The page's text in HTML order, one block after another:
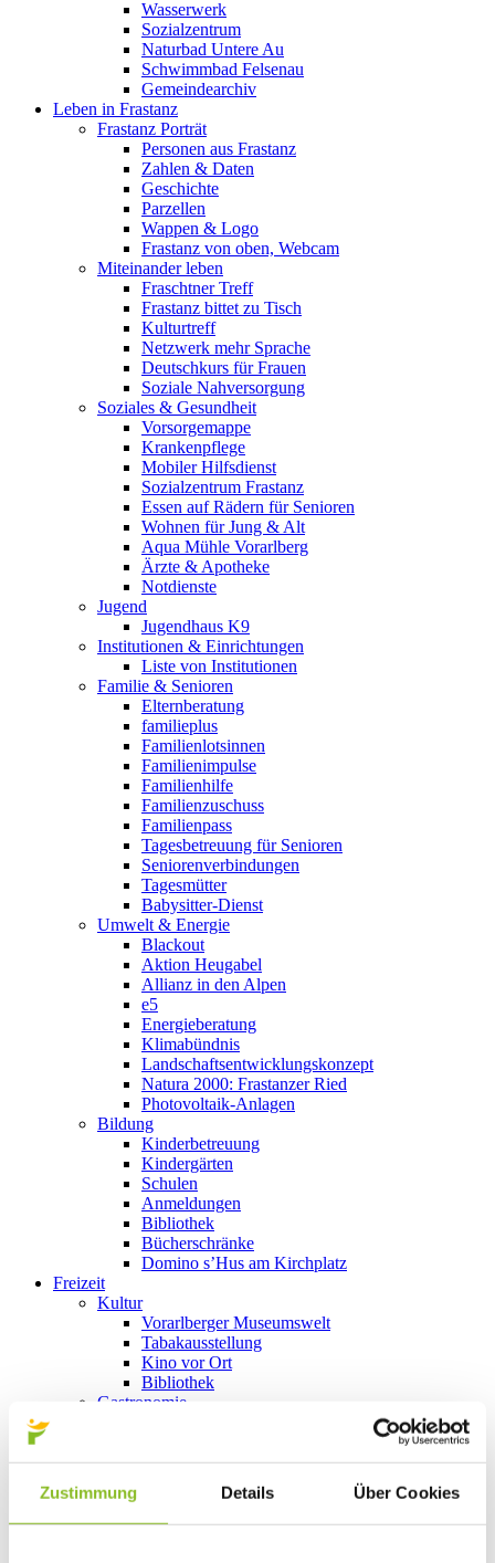
Zustimmung Details Über Cookies
Wasserwerk
Sozialzentrum
Naturbad Untere Au
Schwimmbad Felsenau
Gemeindearchiv
Leben in Frastanz
Frastanz Porträt
Personen aus Frastanz
Zahlen & Daten
Geschichte
Parzellen
Wappen & Logo
Frastanz von oben, Webcam
Miteinander leben
Fraschtner Treff
Frastanz bittet zu Tisch
Kulturtreff
Netzwerk mehr Sprache
Deutschkurs für Frauen
Soziale Nahversorgung
Soziales & Gesundheit
Vorsorgemappe
Krankenpflege
Mobiler Hilfsdienst
Sozialzentrum Frastanz
Essen auf Rädern für Senioren
Wohnen für Jung & Alt
Aqua Mühle Vorarlberg
Ärzte & Apotheke
Notdienste
Jugend
Jugendhaus K9
Institutionen & Einrichtungen
Liste von Institutionen
Familie & Senioren
Elternberatung
familieplus
Familienlotsinnen
Familienimpulse
Familienhilfe
Familienzuschuss
Familienpass
Tagesbetreuung für Senioren
Seniorenverbindungen
Tagesmütter
Babysitter-Dienst
Umwelt & Energie
Blackout
Aktion Heugabel
Allianz in den Alpen
e5
Energieberatung
Klimabündnis
Landschaftsentwicklungskonzept
Natura 2000: Frastanzer Ried
Photovoltaik-Anlagen
Bildung
Kinderbetreuung
Kindergärten
Schulen
Anmeldungen
Bibliothek
Bücherschränke
Domino s’Hus am Kirchplatz
Freizeit
Kultur
Vorarlberger Museumswelt
Tabakausstellung
Kino vor Ort
Bibliothek
Gastronomie
Naturbad Untere Au
Schwimmbad Felsenau
Wandern in Frastanz
Schilift Bazora